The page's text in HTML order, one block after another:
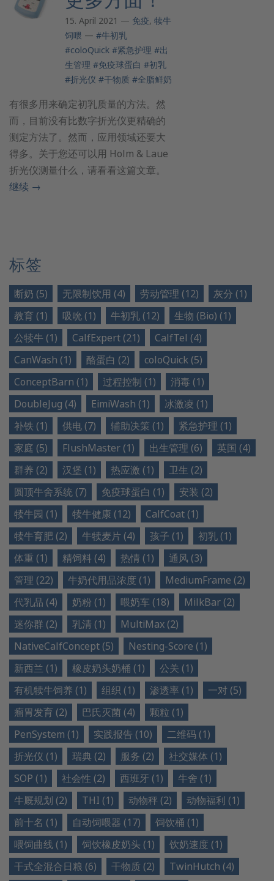
15. April 2021 — 免疫, 犊牛
饲喂 — #牛初乳
#coloQuick #紧急护理 #出
生管理 #免疫球蛋白 #初乳
#折光仪 #干物质 #全脂鲜奶
有很多用来确定初乳质量的方法。然
而，目前没有比数字折光仪更精确的
测定方法了。然而，应用领域还要大
得多。关于您还可以用 Holm & Laue
折光仪测量什么，请看看这篇文章。
继续 →
标签
断奶 (5) 无限制饮用 (4) 劳动管理 (12)
灰分 (1)
教育 (1)
吸吮 (1) 牛初乳 (12)
生物 (Bio) (1)
公犊牛 (1)
CalfExpert (21)
CalfTel (4)
CanWash (1)
酪蛋白 (2)
coloQuick (5)
ConceptBarn (1)
过程控制 (1)
消毒 (1)
DoubleJug (4)
EimiWash (1)
冰激凌 (1)
补铁 (1)
供电 (7) 辅助决策 (1)
紧急护理 (1)
家庭 (5)
FlushMaster (1) 出生管理 (6)
英国 (4)
群养 (2)
汉堡 (1) 热应激 (1)
卫生 (2)
圆顶牛舍系统 (7)
免疫球蛋白 (1)
安装 (2)
犊牛园 (1)
犊牛健康 (12)
CalfCoat (1)
犊牛育肥 (2)
牛犊麦片 (4) 孩子 (1)
初乳 (1)
体重 (1)
精饲料 (4) 热情 (1)
通风 (3)
管理 (22)
牛奶代用品浓度 (1)
MediumFrame (2)
代乳品 (4)
奶粉 (1) 喂奶车 (18)
MilkBar (2)
迷你群 (2)
乳清 (1)
MultiMax (2)
NativeCalfConcept (5)
Nesting-Score (1)
新西兰 (1)
橡皮奶头奶桶 (1)
公关 (1)
有机犊牛饲养 (1)
组织 (1) 渗透率 (1)
一对 (5)
瘤胃发育 (2)
巴氏灭菌 (4)
颗粒 (1)
PenSystem (1)
实践报告 (10)
二维码 (1)
折光仪 (1)
瑞典 (2) 服务 (2)
社交媒体 (1)
SOP (1)
社会性 (2) 西班牙 (1)
牛舍 (1)
牛厩规划 (2)
THI (1) 动物秤 (2)
动物福利 (1)
前十名 (1)
自动饲喂器 (17)
饲饮桶 (1)
喂饲曲线 (1)
饲饮橡皮奶头 (1)
饮奶速度 (1)
干式全混合日粮 (6)
干物质 (2) TwinHutch (4)